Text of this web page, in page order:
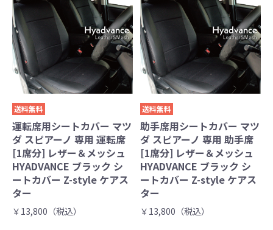
送料無料
運転席用シートカバー マツ
ダ スピアーノ 専用 運転席
[1席分] レザー＆メッシュ
HYADVANCE ブラック シ
ートカバー Z-style ケアス
ター
￥13,800（税込）
送料無料
助手席用シートカバー マツ
ダ スピアーノ 専用 助手席
[1席分] レザー＆メッシュ
HYADVANCE ブラック シ
ートカバー Z-style ケアス
ター
￥13,800（税込）